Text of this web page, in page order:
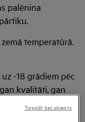
palēnina
temperatūrā.
-18 grādiem pēc
kvalitāti, gan
Turpināt bez akcepta